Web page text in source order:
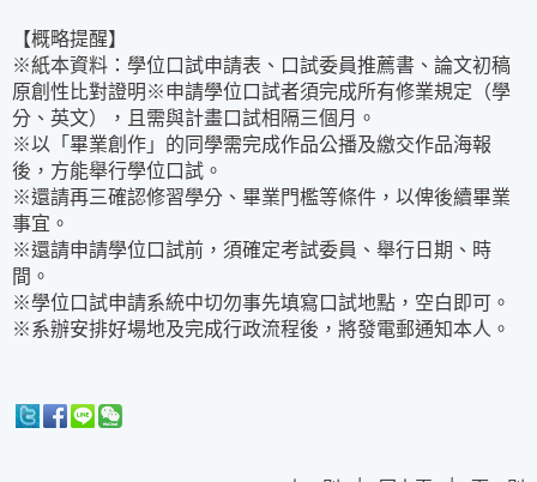
【概略提醒】
※紙本資料：學位口試申請表、口試委員推薦書、論文初稿
原創性比對證明※申請學位口試者須完成所有修業規定（學
分、英文），且需與計畫口試相隔三個月。
※以「畢業創作」的同學需完成作品公播及繳交作品海報
後，方能舉行學位口試。
※還請再三確認修習學分、畢業門檻等條件，以俾後續畢業
事宜。
※還請申請學位口試前，須確定考試委員、舉行日期、時
間。
※學位口試申請系統中切勿事先填寫口試地點，空白即可。
※系辦安排好場地及完成行政流程後，將發電郵通知本人。